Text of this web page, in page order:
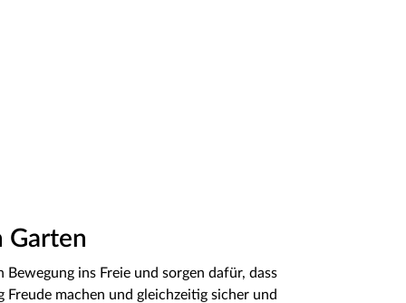
Garten
Bewegung ins Freie und sorgen dafür, dass
machen und gleichzeitig sicher und